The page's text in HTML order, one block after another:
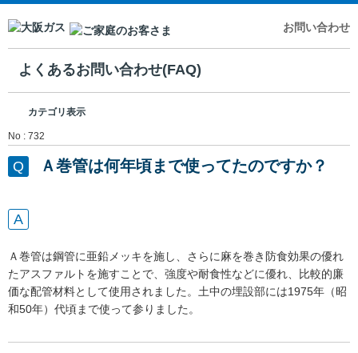
お問い合わせ
よくあるお問い合わせ(FAQ)
カテゴリ表示
No : 732
Ａ巻管は何年頃まで使ってたのですか？
Ａ巻管は鋼管に亜鉛メッキを施し、さらに麻を巻き防食効果の優れ
たアスファルトを施すことで、強度や耐食性などに優れ、比較的廉
価な配管材料として使用されました。土中の埋設部には1975年（昭
和50年）代頃まで使って参りました。